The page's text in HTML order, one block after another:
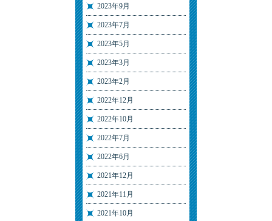
2023年9月
2023年7月
2023年5月
2023年3月
2023年2月
2022年12月
2022年10月
2022年7月
2022年6月
2021年12月
2021年11月
2021年10月